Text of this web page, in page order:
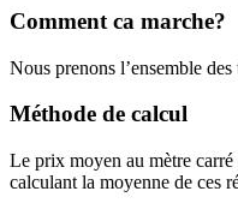
Comment ca marche?
Nous prenons l’ensemble
Méthode de calcul
Le prix moyen au mètre
calculant la moyenne de ces